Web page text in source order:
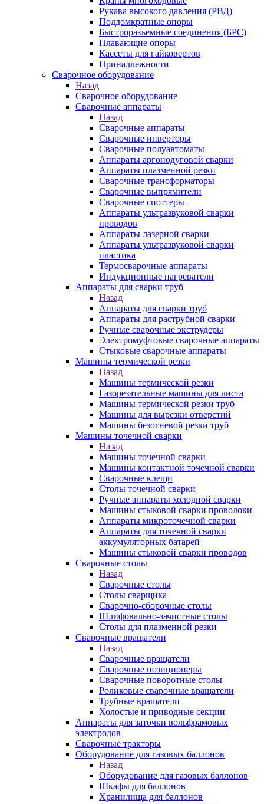
Рукава высокого давления (РВД)
Поддомкратные опоры
Быстроразъемные соединения (БРС)
Плавающие опоры
Кассеты для гайковертов
Принадлежности
Сварочное оборудование
Назад
Сварочное оборудование
Сварочные аппараты
Назад
Сварочные аппараты
Сварочные инверторы
Сварочные полуавтоматы
Аппараты аргонодуговой сварки
Аппараты плазменной резки
Сварочные трансформаторы
Сварочные выпрямители
Сварочные споттеры
Аппараты ультразвуковой сварки
проводов
Аппараты лазерной сварки
Аппараты ультразвуковой сварки
пластика
Термосварочные аппараты
Индукционные нагреватели
Аппараты для сварки труб
Назад
Аппараты для сварки труб
Аппараты для раструбной сварки
Ручные сварочные экструдеры
Электромуфтовые сварочные аппараты
Стыковые сварочные аппараты
Машины термической резки
Назад
Машины термической резки
Газорезательные машины для листа
Машины термической резки труб
Машины для вырезки отверстий
Машины безогневой резки труб
Машины точечной сварки
Назад
Машины точечной сварки
Машины контактной точечной сварки
Сварочные клещи
Столы точечной сварки
Ручные аппараты холодной сварки
Машины стыковой сварки проволоки
Аппараты микроточечной сварки
Аппараты для точечной сварки
аккумуляторных батарей
Машины стыковой сварки проводов
Сварочные столы
Назад
Сварочные столы
Столы сварщика
Сварочно-сборочные столы
Шлифовально-зачистные столы
Столы для плазменной резки
Сварочные вращатели
Назад
Сварочные вращатели
Сварочные позиционеры
Сварочные поворотные столы
Роликовые сварочные вращатели
Трубные вращатели
Холостые и приводные секции
Аппараты для заточки вольфрамовых
электродов
Сварочные тракторы
Оборудование для газовых баллонов
Назад
Оборудование для газовых баллонов
Шкафы для баллонов
Хранилища для баллонов